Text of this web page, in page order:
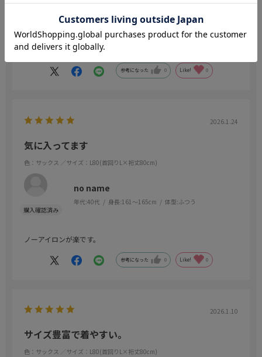
レヴューで下着が透ける等があり、どうかなとも感じてたけどTシ
ャツレベルの柄はこの商品に限らず透けそうやし普段ワイシャツ用
で着ている下着だと全く問題ないかな。
参考になった 0 Like! 0
2026.1.24
気に入ってます
色：サックス ／サイズ：L80(首回りL×裄丈80cm)
no name
年代:40代 身長:161～165cm 体型:ふつう
ノーアイロンが楽です。
参考になった 0 Like! 0
2026.1.10
サイズ豊富で着やすい。
色：サックス ／サイズ：L80(首回りL×裄丈80cm)